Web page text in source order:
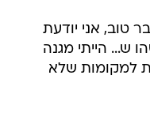
טוב, אני יודעת
ש... הייתי מגנה
למקומות שלא